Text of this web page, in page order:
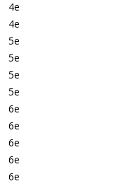
4e
4e
5e
5e
5e
5e
6e
6e
6e
6e
6e